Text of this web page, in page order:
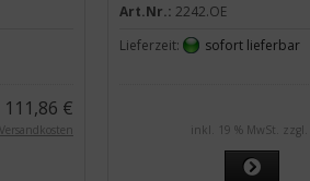
111,86 €
Versandkosten
Art.Nr.: 2242.OE
Lieferzeit:
sofort lieferbar
inkl. 19 % MwSt. zzgl.